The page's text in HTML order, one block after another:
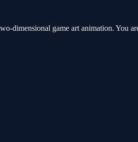
dimensional game art animation. You